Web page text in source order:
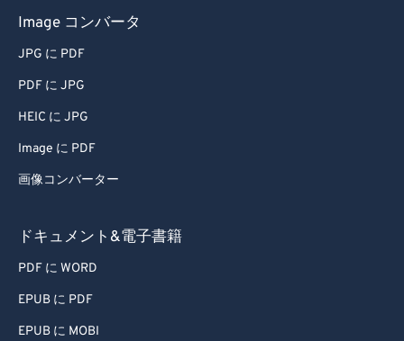
Image コンバータ
JPG に PDF
PDF に JPG
HEIC に JPG
Image に PDF
画像コンバーター
ドキュメント&電子書籍
PDF に WORD
EPUB に PDF
EPUB に MOBI